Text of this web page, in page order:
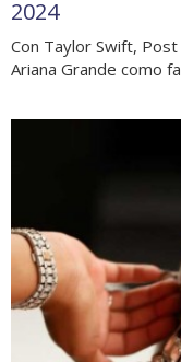
2024
Con Taylor Swift,
Ariana Grande como